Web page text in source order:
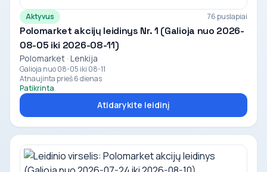
Aktyvus 76 puslapiai
Polomarket akcijų leidinys Nr. 1 (Galioja nuo 2026-
08-05 iki 2026-08-11)
Polomarket · Lenkija
Galioja nuo 08-05 iki 08-11
Atnaujinta prieš 6 dienas
Patikrinta
Atidarykite leidinį